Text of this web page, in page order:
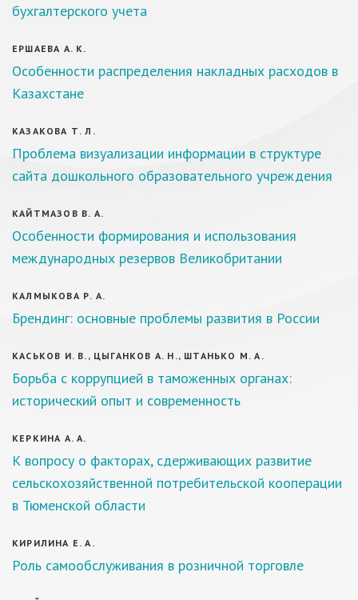
бухгалтерского учета
ЕРШАЕВА А. К.
Особенности распределения накладных расходов в
Казахстане
КАЗАКОВА Т. Л.
Проблема визуализации информации в структуре
сайта дошкольного образовательного учреждения
КАЙТМАЗОВ В. А.
О‎‏‎‏‎‏‎‎со‎‏‎‏‎‏‎‎бенно‎‏‎‏‎‏‎‎сти формиро‎‏‎‏‎‏‎‎вания и использо‎‏‎‏‎‏‎‎вания
междунаро‎‏‎‏‎‏‎‎дных резерво‎‏‎‏‎‏‎‎в Велико‎‏‎‏‎‏‎‎британии
КАЛМЫКОВА Р. А.
Брендинг: основные проблемы развития в России
КАСЬКОВ И. В., ЦЫГАНКОВ А. Н., ШТАНЬКО М. А.
Борьба с коррупцией в таможенных органах:
исторический опыт и современность
КЕРКИНА А. А.
К вопросу о факторах, сдерживающих развитие
сельскохозяйственной потребительской кооперации
в Тюменской области
КИРИЛИНА Е. А.
Роль самообслуживания в розничной торговле